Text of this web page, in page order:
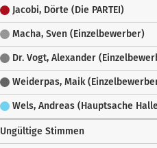
Jacobi, Dörte (Die PARTEI)
Macha, Sven (Einzelbewerber)
Dr. Vogt, Alexander
Weiderpas, Maik
Wels, Andreas (Hauptsache
Ungültige Stimmen